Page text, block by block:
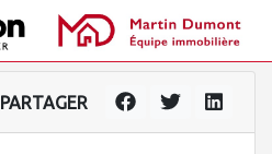
PARTAGER